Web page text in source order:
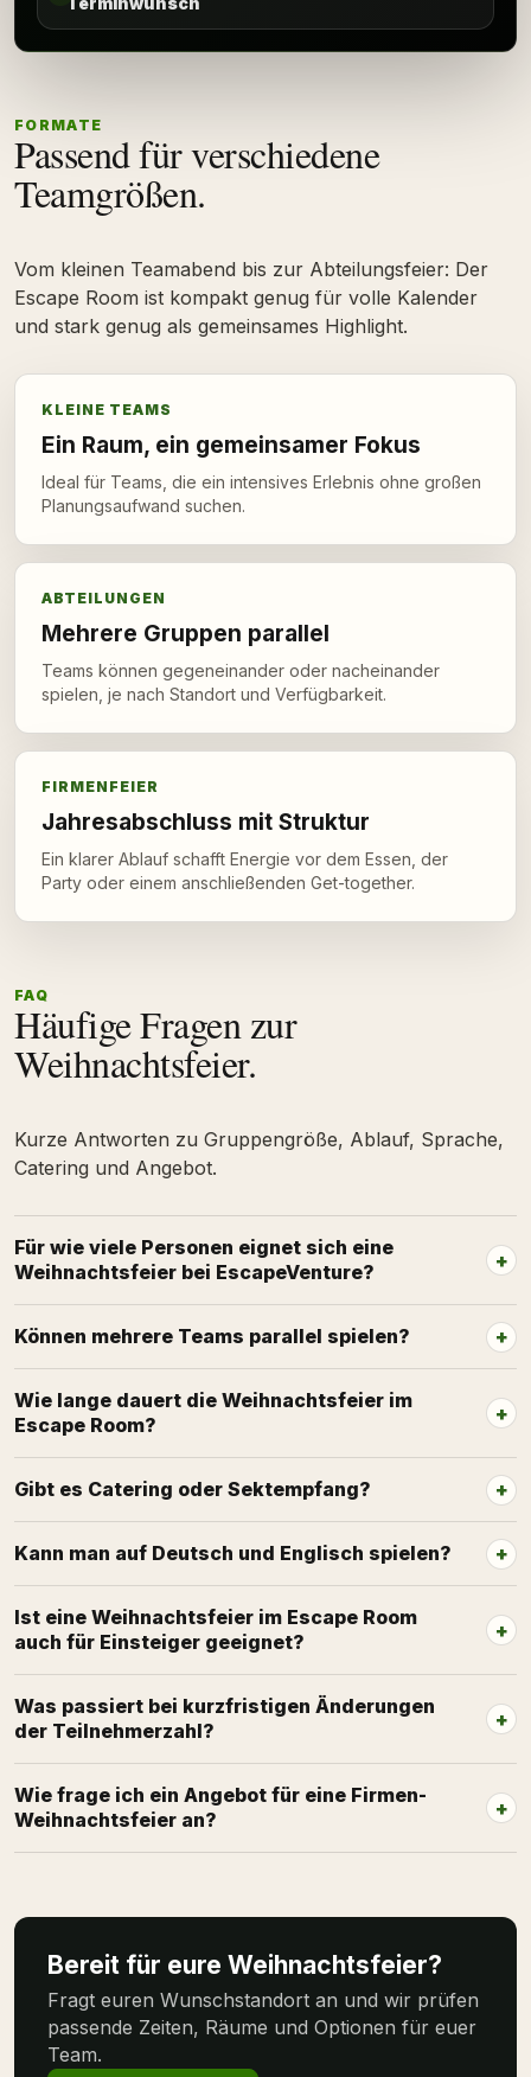
FORMATE
Passend für verschiedene
Teamgrößen.
Vom kleinen Teamabend bis zur Abteilungsfeier: Der
Escape Room ist kompakt genug für volle Kalender
und stark genug als gemeinsames Highlight.
KLEINE TEAMS
Ein Raum, ein gemeinsamer Fokus
Ideal für Teams, die ein intensives Erlebnis ohne großen
Planungsaufwand suchen.
ABTEILUNGEN
Mehrere Gruppen parallel
Teams können gegeneinander oder nacheinander
spielen, je nach Standort und Verfügbarkeit.
FIRMENFEIER
Jahresabschluss mit Struktur
Ein klarer Ablauf schafft Energie vor dem Essen, der
Party oder einem anschließenden Get-together.
FAQ
Häufige Fragen zur
Weihnachtsfeier.
Kurze Antworten zu Gruppengröße, Ablauf, Sprache,
Catering und Angebot.
Für wie viele Personen eignet sich eine
Weihnachtsfeier bei EscapeVenture?
Können mehrere Teams parallel spielen?
Wie lange dauert die Weihnachtsfeier im
Escape Room?
Gibt es Catering oder Sektempfang?
Kann man auf Deutsch und Englisch spielen?
Ist eine Weihnachtsfeier im Escape Room
auch für Einsteiger geeignet?
Was passiert bei kurzfristigen Änderungen
der Teilnehmerzahl?
Wie frage ich ein Angebot für eine Firmen-
Weihnachtsfeier an?
Bereit für eure Weihnachtsfeier?
Fragt euren Wunschstandort an und wir prüfen
passende Zeiten, Räume und Optionen für euer
Team.